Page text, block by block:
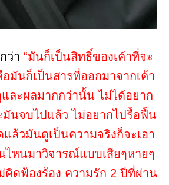
ว่า “มันก็เป็นสิทธิ์ของเค้าที่จะ
มันก็เป็นสารที่ออกมาจากเค้า
ละผลมากกว่านั้น ไม่ได้อยาก
มันจบไปแล้ว ไม่อยากไปรื้อฟื้น
ล้วมันดูเป็นความจริงก็จะเอา
ไหนมาวิจารณ์แบบเสียๆหายๆ
คิดฟ้องร้อง ความรัก 2 ปีที่ผ่าน